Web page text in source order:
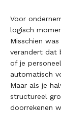
Voor
logisch
Misschien
verandert dat
of je
automatisch
Maar als je
structureel
doorrekenen